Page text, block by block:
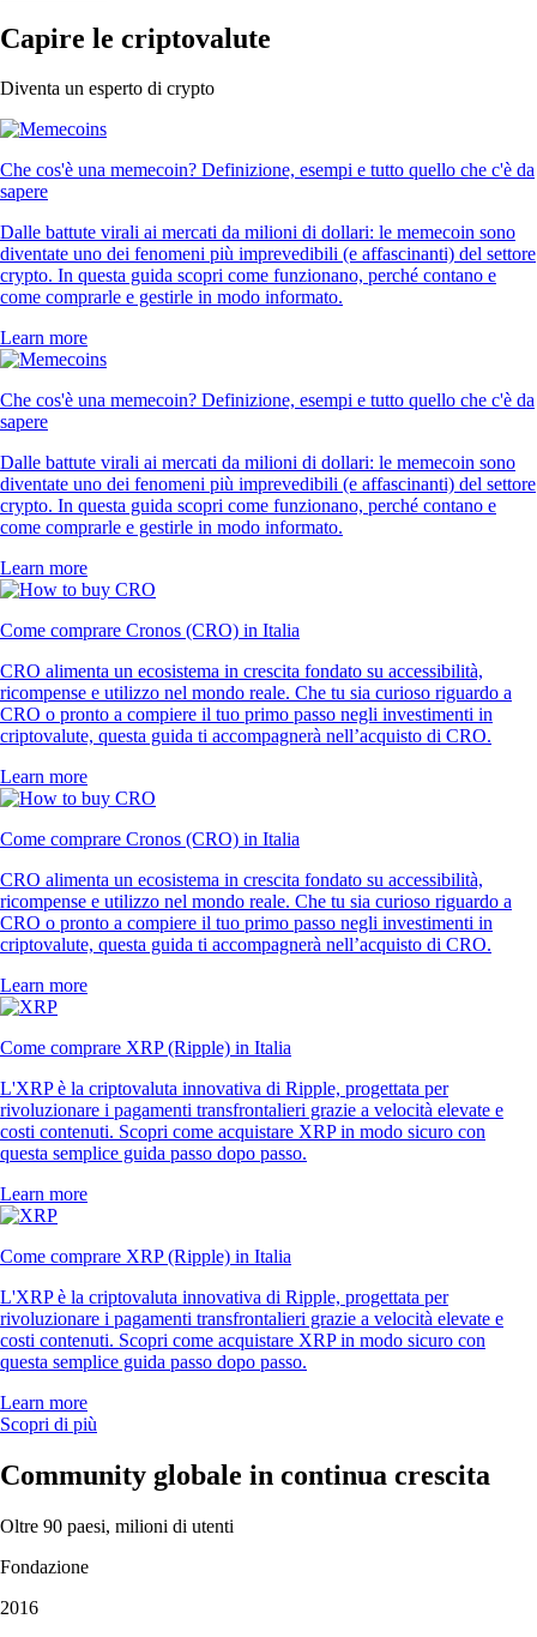
Capire le criptovalute
Diventa un esperto di crypto
Che cos'è una memecoin? Definizione, esempi e tutto quello che c'è da
sapere
Dalle battute virali ai mercati da milioni di dollari: le memecoin sono
diventate uno dei fenomeni più imprevedibili (e affascinanti) del settore
crypto. In questa guida scopri come funzionano, perché contano e
come comprarle e gestirle in modo informato.
Learn more
Che cos'è una memecoin? Definizione, esempi e tutto quello che c'è da
sapere
Dalle battute virali ai mercati da milioni di dollari: le memecoin sono
diventate uno dei fenomeni più imprevedibili (e affascinanti) del settore
crypto. In questa guida scopri come funzionano, perché contano e
come comprarle e gestirle in modo informato.
Learn more
Come comprare Cronos (CRO) in Italia
CRO alimenta un ecosistema in crescita fondato su accessibilità,
ricompense e utilizzo nel mondo reale. Che tu sia curioso riguardo a
CRO o pronto a compiere il tuo primo passo negli investimenti in
criptovalute, questa guida ti accompagnerà nell’acquisto di CRO.
Learn more
Come comprare Cronos (CRO) in Italia
CRO alimenta un ecosistema in crescita fondato su accessibilità,
ricompense e utilizzo nel mondo reale. Che tu sia curioso riguardo a
CRO o pronto a compiere il tuo primo passo negli investimenti in
criptovalute, questa guida ti accompagnerà nell’acquisto di CRO.
Learn more
Come comprare XRP (Ripple) in Italia
L'XRP è la criptovaluta innovativa di Ripple, progettata per
rivoluzionare i pagamenti transfrontalieri grazie a velocità elevate e
costi contenuti. Scopri come acquistare XRP in modo sicuro con
questa semplice guida passo dopo passo.
Learn more
Come comprare XRP (Ripple) in Italia
L'XRP è la criptovaluta innovativa di Ripple, progettata per
rivoluzionare i pagamenti transfrontalieri grazie a velocità elevate e
costi contenuti. Scopri come acquistare XRP in modo sicuro con
questa semplice guida passo dopo passo.
Learn more
Scopri di più
Community globale in continua crescita
Oltre 90 paesi, milioni di utenti
Fondazione
2016